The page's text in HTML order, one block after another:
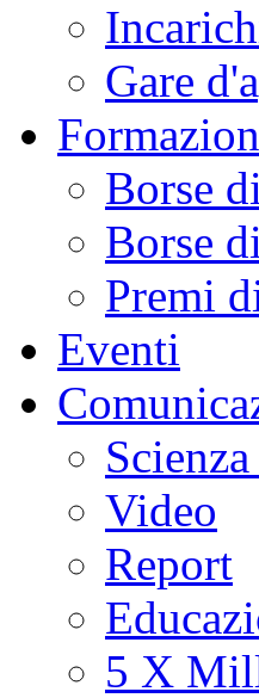
Gare
Borse
Borse
Premi
Eventi
Video
Report
5 X